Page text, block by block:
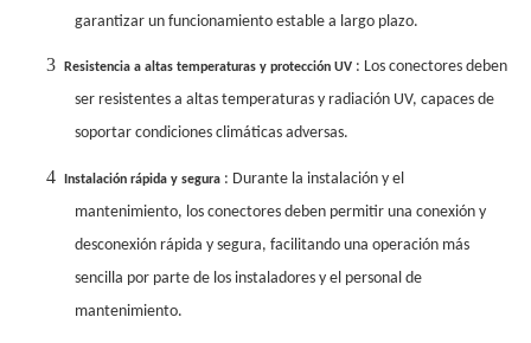
garantizar un funcionamiento estable a largo plazo.
3 Resistencia a altas temperaturas y protección UV : Los conectores deben
ser resistentes a altas temperaturas y radiación UV, capaces de
soportar condiciones climáticas adversas.
4 Instalación rápida y segura : Durante la instalación y el
mantenimiento, los conectores deben permitir una conexión y
desconexión rápida y segura, facilitando una operación más
sencilla por parte de los instaladores y el personal de
mantenimiento.